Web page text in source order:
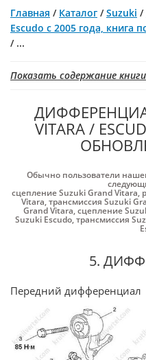
Главная / Каталог /Suzuki /
Escudo с 2005 года, книга
/ ...
Показать содержание книги
VITARA /
Обычно пользователи
сцепление Suzuki Grand Vitara,
Vitara,трансмиссия Suzuki
Grand Vitara,сцепление
Suzuki Escudo,трансмиссия
5.
Передний дифференциал